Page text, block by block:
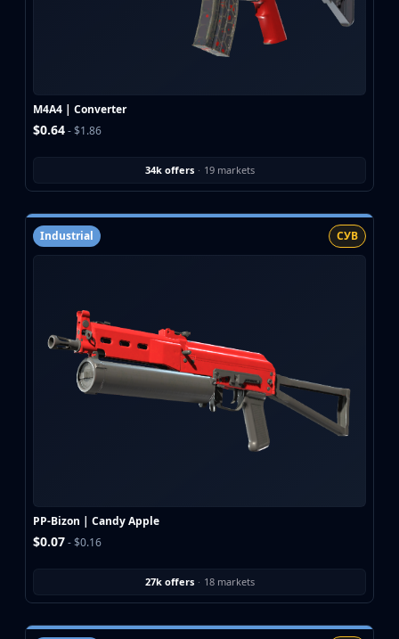
M4A4 | Converter
$0.64- $1.86
34k offers · 19 markets
Industrial СУВ
PP-Bizon | Candy Apple
$0.07- $0.16
27k offers · 18 markets